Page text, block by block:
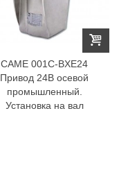
CAME 001C-BXE24
Привод 24В осевой
промышленный.
Установка на вал